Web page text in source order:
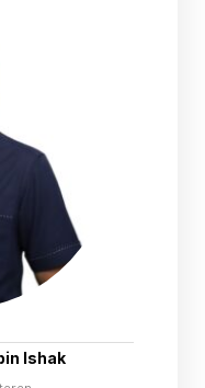
Ishak